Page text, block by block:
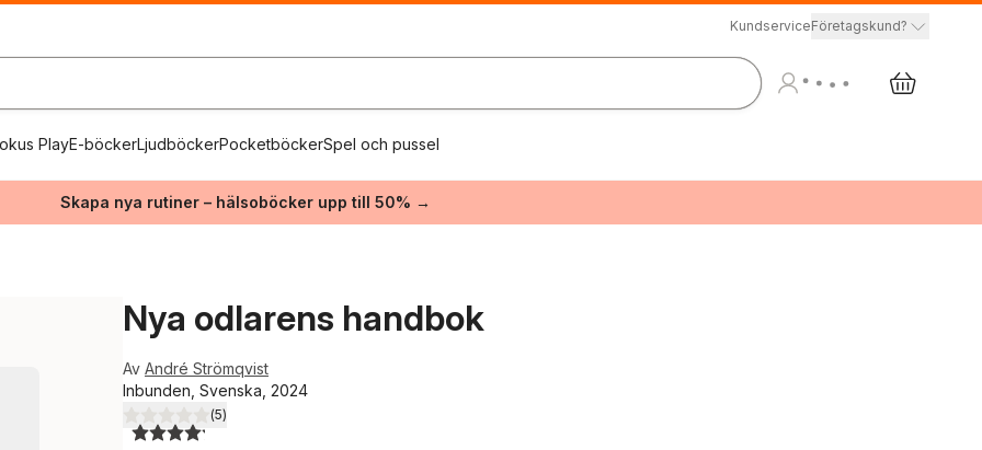
KundserviceFöretagskund?
PlayE-böckerLjudböckerPocketböckerSpel och pussel
Skapa nya rutiner – hälsoböcker upp till 50% →
Nya odlarens handbok
Av André Strömqvist
Inbunden, Svenska, 2024
4,2utav 5 stjärnor. Totalt antal röster:
(5)